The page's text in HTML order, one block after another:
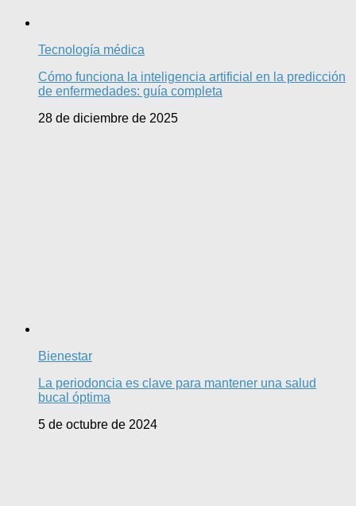
Tecnología médica
Cómo funciona la inteligencia artificial en la predicción
de enfermedades: guía completa
28 de diciembre de 2025
Bienestar
La periodoncia es clave para mantener una salud
bucal óptima
5 de octubre de 2024